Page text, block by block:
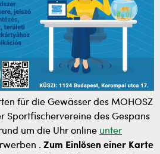
für die Gewässer des MOHOSZ
Sportfischervereine des Gespans
um die Uhr online unter
. Zum Einlösen einer Karte